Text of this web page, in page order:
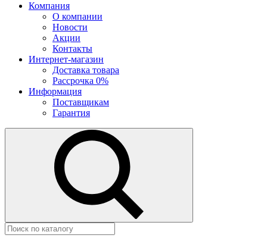
Компания
О компании
Новости
Акции
Контакты
Интернет-магазин
Доставка товара
Рассрочка 0%
Информация
Поставщикам
Гарантия